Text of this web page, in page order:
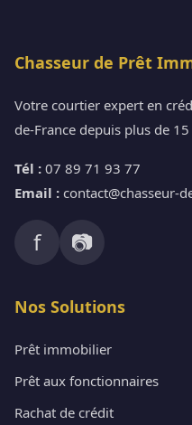
Chasseur de Prêt
Votre courtier expert en
de-France depuis plus de 15
Tél : 07 89 71 93 77
Email : contact@chasseur-
f 📷
Nos Solutions
Prêt immobilier
Prêt aux fonctionnaires
Rachat de crédit